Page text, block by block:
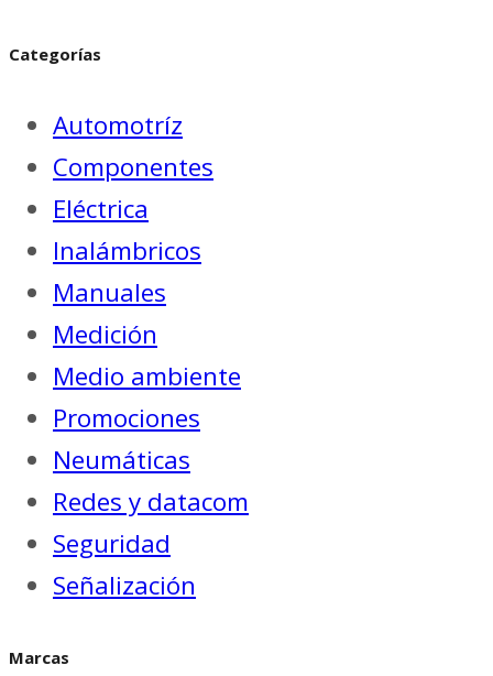
Categorías
Automotríz
Componentes
Eléctrica
Inalámbricos
Manuales
Medición
Medio ambiente
Promociones
Neumáticas
Redes y datacom
Seguridad
Señalización
Marcas